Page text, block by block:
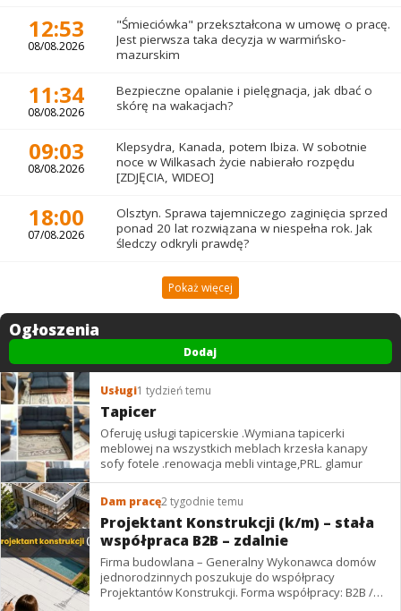
12:53
08/08.2026
"Śmieciówka" przekształcona w umowę o pracę.
Jest pierwsza taka decyzja w warmińsko-
mazurskim
11:34
08/08.2026
Bezpieczne opalanie i pielęgnacja, jak dbać o
skórę na wakacjach?
09:03
08/08.2026
Klepsydra, Kanada, potem Ibiza. W sobotnie
noce w Wilkasach życie nabierało rozpędu
[ZDJĘCIA, WIDEO]
18:00
07/08.2026
Olsztyn. Sprawa tajemniczego zaginięcia sprzed
ponad 20 lat rozwiązana w niespełna rok. Jak
śledczy odkryli prawdę?
Pokaż więcej
Ogłoszenia
Dodaj
Usługi1 tydzień temu
Tapicer
Oferuję usługi tapicerskie .Wymiana tapicerki
meblowej na wszystkich meblach krzesła kanapy
sofy fotele .renowacja mebli vintage,PRL. glamur
Dam pracę2 tygodnie temu
Projektant Konstrukcji (k/m) – stała
współpraca B2B – zdalnie
Firma budowlana – Generalny Wykonawca domów
jednorodzinnych poszukuje do współpracy
Projektantów Konstrukcji. Forma współpracy: B2B /
podwykonawstwo – zdalnie. Wynagrodzenie: ✔